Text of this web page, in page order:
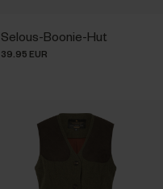
Selous-Boonie-Hut
39.95 EUR